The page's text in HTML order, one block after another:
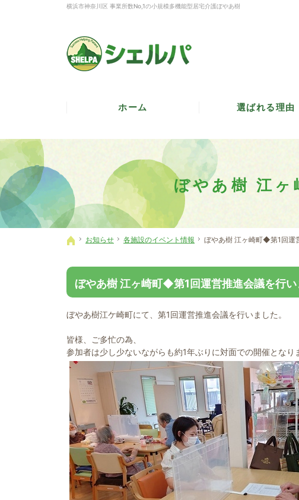
ぼやあ樹 江
横浜市神奈川区 事業所数No,1の小規模多機能型居宅介護ぼやあ樹
ホーム
お知らせ 各施設のイベント情報 ぼやあ樹 江ヶ崎町◆第1回運
ぼやあ樹 江ヶ崎町◆第1回運営推進会議を行い
ぼやあ樹江ケ崎町にて、第1回運営推進会議を行いました。
皆様、ご多忙の為、
参加者は少し少ないながらも約1年ぶりに対面での開催となり
ホーム 選ばれる理由